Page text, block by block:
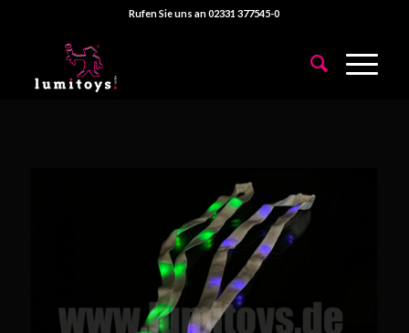
Rufen Sie uns an 02331 377545-0